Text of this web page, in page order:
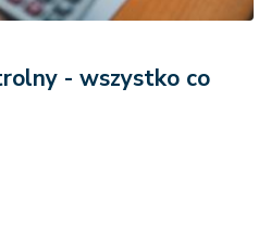
- wszystko co